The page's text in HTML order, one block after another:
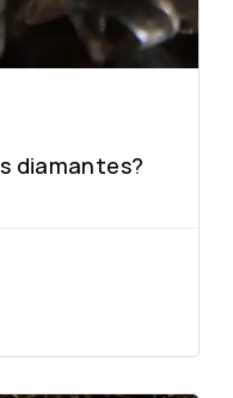
diamantes?